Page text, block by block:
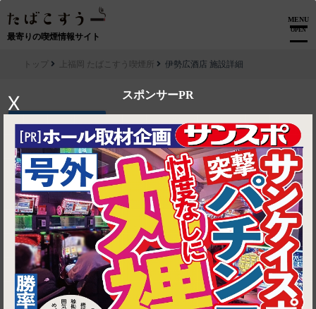
最寄りの喫煙情報サイト
MENU
OPEN
スポンサーPR
X
トップ 上福岡 たばこすう喫煙所 伊勢広酒店 施設詳細
▶ ルートを見る
上福岡 たばこすう喫煙所│伊勢広酒店